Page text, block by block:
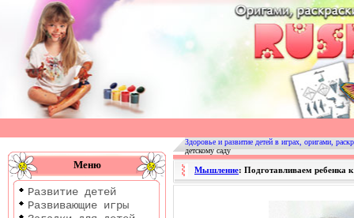
Оригами
|
Раскраски
Развитие
детей
Меню
Развитие детей
Развивающие игры
Здоровье и развитие детей в играх, оригами,
детскому саду
Мышление: Подготавливаем ребенка